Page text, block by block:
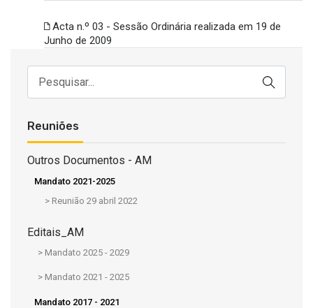
Acta n.º 03 - Sessão Ordinária realizada em 19 de
Junho de 2009
Reuniões
Outros Documentos - AM
Mandato 2021-2025
> Reunião 29 abril 2022
Editais_AM
> Mandato 2025 - 2029
> Mandato 2021 - 2025
Mandato 2017 - 2021